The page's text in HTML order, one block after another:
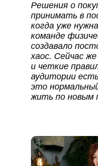
Решения о
принимать в
когда уже
команде
создавало
хаос. Сейчас
и четкие
аудитории
это
жить по новым